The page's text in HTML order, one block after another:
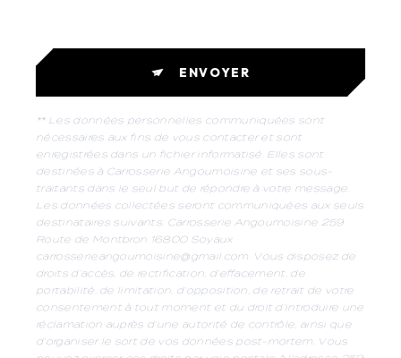
ENVOYER
** Les données personnelles communiquées sont
nécessaires aux fins de vous contacter et sont
enregistrées dans un fichier informatisé. Elles sont
destinées à Carrosserie Angoumoisine et ses sous-
traitants dans le seul but de répondre à votre message.
Les données collectées seront communiquées aux seuls
destinataires suivants: Carrosserie Angoumoisine 259
Route de Montbron 16800 Soyaux
carrosserieangoumoisine@gmail.com. Vous disposez de
droits d’accès, de rectification, d’effacement, de
portabilité, de limitation, d’opposition, de retrait de votre
consentement à tout moment et du droit d’introduire une
réclamation auprès d’une autorité de contrôle, ainsi que
d’organiser le sort de vos données post-mortem. Vous